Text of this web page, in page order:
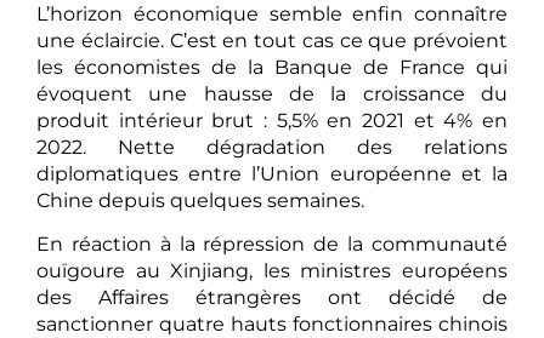
L’horizon économique semble enfin connaître
une éclaircie. C’est en tout cas ce que prévoient
les économistes de la Banque de France qui
évoquent une hausse de la croissance du
produit intérieur brut : 5,5% en 2021 et 4% en
2022. Nette dégradation des relations
diplomatiques entre l’Union européenne et la
Chine depuis quelques semaines.
En réaction à la répression de la communauté
ouïgoure au Xinjiang, les ministres européens
des Affaires étrangères ont décidé de
sanctionner quatre hauts fonctionnaires chinois